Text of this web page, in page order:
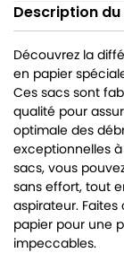
Description
Découvrez la
en papier
Ces sacs sont
qualité pour
optimale des
exceptionnelles
sacs, vous
sans effort, tout
aspirateur.
papier pour une
impeccables.